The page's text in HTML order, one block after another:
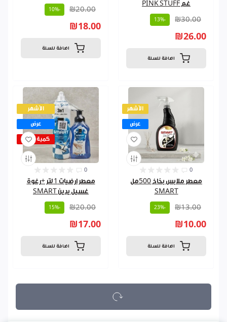
₪20.00
-10%
₪18.00
اضافة للسلة
غم PINK STUFF
₪30.00
-13%
₪26.00
اضافة للسلة
الأشهر
عرض
كمية قليلة
0
معطر ارضيات 1 لتر +رغوة
غسيل يدين SMART
₪20.00
-15%
₪17.00
اضافة للسلة
الأشهر
عرض
0
معطر ملابس بخاخ 500مل
SMART
₪13.00
-23%
₪10.00
اضافة للسلة